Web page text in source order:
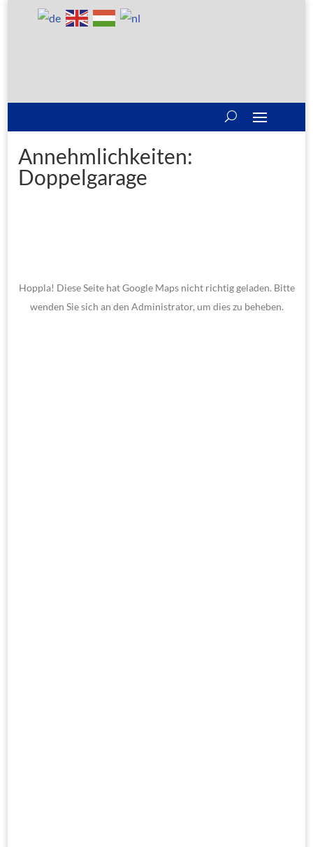
Annehmlichkeiten:
Doppelgarage
Hoppla! Diese Seite hat Google Maps nicht richtig geladen. Bitte
wenden Sie sich an den Administrator, um dies zu beheben.